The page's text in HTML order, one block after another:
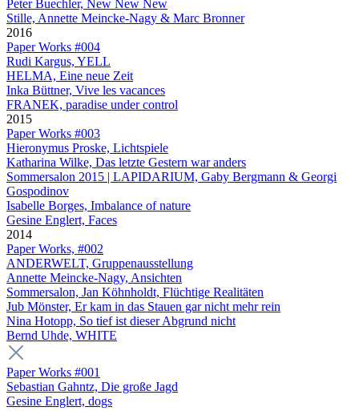
Peter Buechler, New New New
Stille, Annette Meincke-Nagy & Marc Bronner
2016
Paper Works #004
Rudi Kargus, YELL
HELMA, Eine neue Zeit
Inka Büttner, Vive les vacances
FRANEK, paradise under control
2015
Paper Works #003
Hieronymus Proske, Lichtspiele
Katharina Wilke, Das letzte Gestern war anders
Sommersalon 2015 | LAPIDARIUM, Gaby Bergmann & Georgi
Gospodinov
Isabelle Borges, Imbalance of nature
Gesine Englert, Faces
2014
Paper Works, #002
ANDERWELT, Gruppenausstellung
Annette Meincke-Nagy, Ansichten
Sommersalon, Jan Köhnholdt, Flüchtige Realitäten
Jub Mönster, Er kam in das Stauen gar nicht mehr rein
Nina Hotopp, So tief ist dieser Abgrund nicht
Bernd Uhde, WHITE
Paper Works #001
Sebastian Gahntz, Die große Jagd
Gesine Englert, dogs